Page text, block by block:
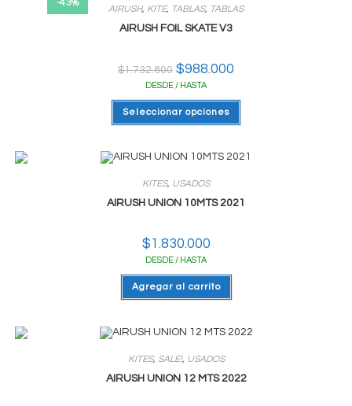
-43%
AIRUSH, KITE, TABLAS, TABLAS
AIRUSH FOIL SKATE V3
$1.732.800 El
precio
original
era:
$1.732.800.
$988.000
es:
DESDE / HASTA
Seleccionar opciones
tiene
Las
elegir
KITES, USADOS
AIRUSH UNION 10MTS 2021
$1.830.000
DESDE / HASTA
Agregar al carrito
KITES, SALE!, USADOS
AIRUSH UNION 12 MTS 2022